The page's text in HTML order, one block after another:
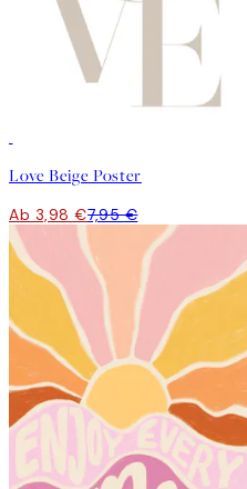
Love Beige Poster
Ab 3,98 €7,95 €